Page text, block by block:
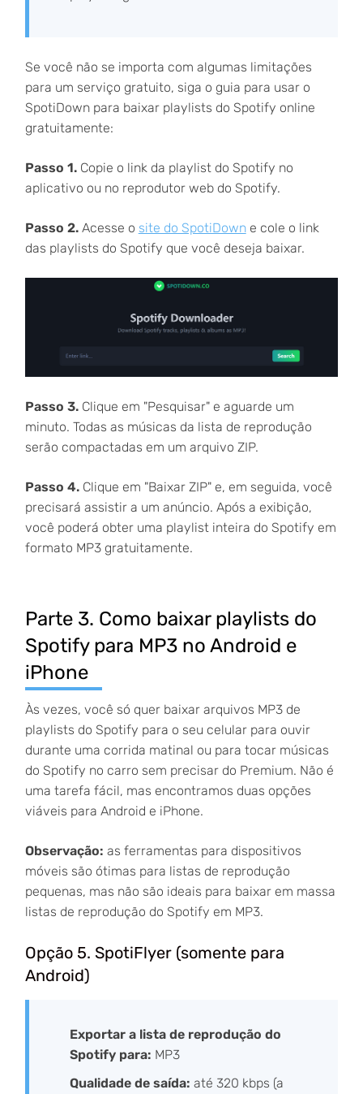
Se você não se importa com algumas limitações
para um serviço gratuito, siga o guia para usar o
SpotiDown para baixar playlists do Spotify online
gratuitamente:
Passo 1.Copie o link da playlist do Spotify no
aplicativo ou no reprodutor web do Spotify.
Passo 2.Acesse o site do SpotiDowne cole o link
das playlists do Spotify que você deseja baixar.
Passo 3.Clique em "Pesquisar" e aguarde um
minuto. Todas as músicas da lista de reprodução
serão compactadas em um arquivo ZIP.
Passo 4.Clique em "Baixar ZIP" e, em seguida, você
precisará assistir a um anúncio. Após a exibição,
você poderá obter uma playlist inteira do Spotify em
formato MP3 gratuitamente.
Parte 3. Como baixar playlists do
Spotify para MP3 no Android e
iPhone
Às vezes, você só quer baixar arquivos MP3 de
playlists do Spotify para o seu celular para ouvir
durante uma corrida matinal ou para tocar músicas
do Spotify no carro sem precisar do Premium. Não é
uma tarefa fácil, mas encontramos duas opções
viáveis para Android e iPhone.
Observação: as ferramentas para dispositivos
móveis são ótimas para listas de reprodução
pequenas, mas não são ideais para baixar em massa
listas de reprodução do Spotify em MP3.
Opção 5. SpotiFlyer (somente para
Android)
Exportar a lista de reprodução do
Spotify para: MP3
Qualidade de saída: até 320 kbps (a